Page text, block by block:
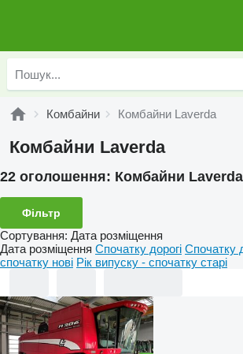
Комбайни Комбайни Laverda
Комбайни Laverda
22 оголошення: Комбайни Laverda
Фільтр
Сортування: Дата розміщення
Дата розміщення Спочатку дорогі Спочатку
спочатку нові Рік випуску - спочатку старі